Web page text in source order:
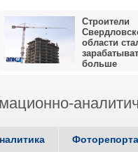
Строители
области
больше